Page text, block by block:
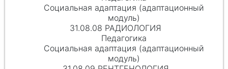
Социальная адаптация (адаптационный
модуль)
31.08.08 РАДИОЛОГИЯ
Педагогика
Социальная адаптация (адаптационный
модуль)